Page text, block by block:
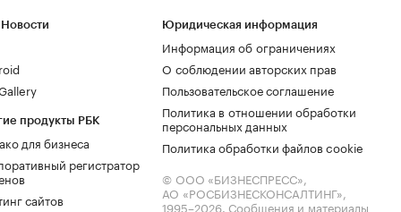
продукты РБК
для бизнеса
регистратор
сайтов
Юридическая информация
Информация об ограничениях
О соблюдении авторских прав
Пользовательское соглашение
Политика в отношении обработки
персональных данных
Политика обработки файлов cookie
© ООО «БИЗНЕСПРЕСС»,
АО «РОСБИЗНЕСКОНСАЛТИНГ»,
1995–2026. Сообщения и материалы